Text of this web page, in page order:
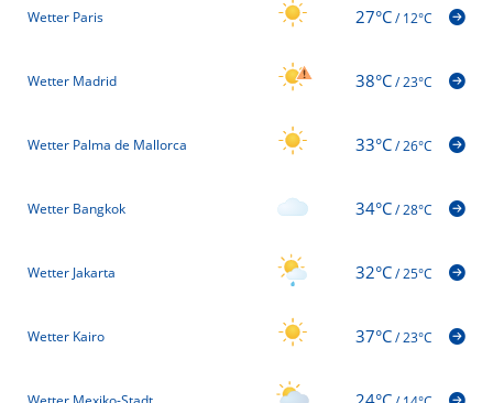
Wetter Paris 27°C/12°C
Wetter Madrid 38°C/23°C
Wetter Palma de Mallorca 33°C/26°C
Wetter Bangkok 34°C/28°C
Wetter Jakarta 32°C/25°C
Wetter Kairo 37°C/23°C